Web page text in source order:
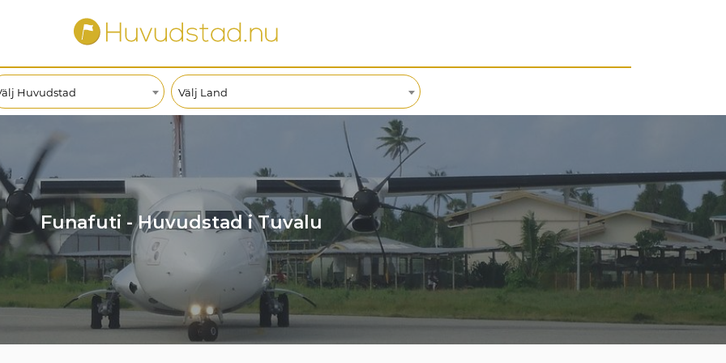
Huvudstad Välj Land
Funafuti - Huvudstad i Tuvalu